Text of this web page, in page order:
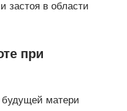
застоя в области
при
будущей матери